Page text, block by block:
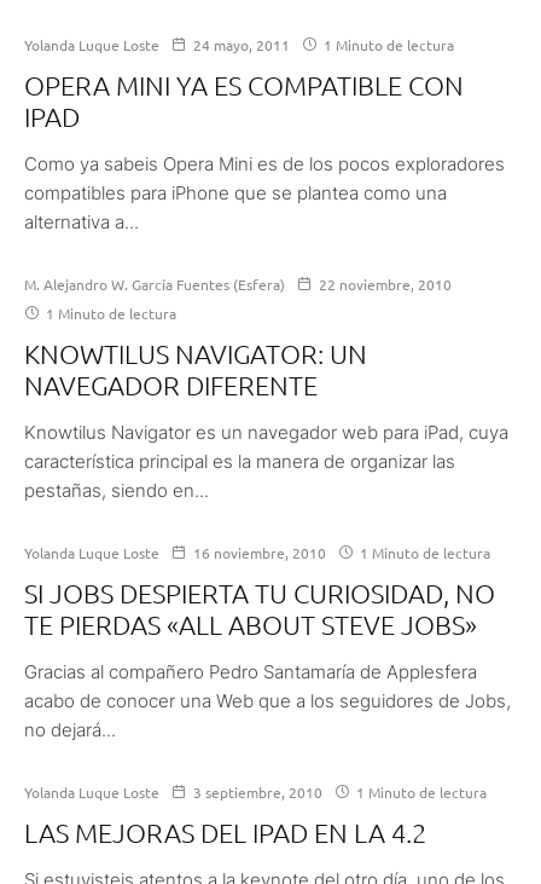
Yolanda Luque Loste 24 mayo, 2011 1 Minuto de lectura
OPERA MINI YA ES COMPATIBLE CON
IPAD
Como ya sabeis Opera Mini es de los pocos exploradores
compatibles para iPhone que se plantea como una
alternativa a...
M. Alejandro W. García Fuentes (Esfera)
22 noviembre, 2010
1 Minuto de lectura
KNOWTILUS NAVIGATOR: UN
NAVEGADOR DIFERENTE
Knowtilus Navigator es un navegador web para iPad, cuya
característica principal es la manera de organizar las
pestañas, siendo en...
Yolanda Luque Loste 16 noviembre, 2010 1 Minuto de lectura
SI JOBS DESPIERTA TU CURIOSIDAD, NO
TE PIERDAS «ALL ABOUT STEVE JOBS»
Gracias al compañero Pedro Santamaría de Applesfera
acabo de conocer una Web que a los seguidores de Jobs,
no dejará...
Yolanda Luque Loste 3 septiembre, 2010 1 Minuto de lectura
LAS MEJORAS DEL IPAD EN LA 4.2
Si estuvisteis atentos a la keynote del otro día, uno de los